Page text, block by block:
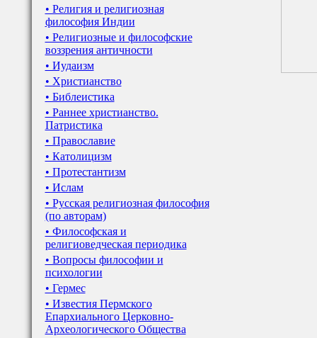
• Религия и религиозная
философия Индии
• Религиозные и философские
воззрения античности
• Иудаизм
• Христианство
• Библеистика
• Раннее христианство.
Патристика
• Православие
• Католицизм
• Протестантизм
• Ислам
• Русская религиозная философия
(по авторам)
• Философская и
религиоведческая периодика
• Вопросы философии и
психологии
• Гермес
• Известия Пермского
Епархиального Церковно-
Археологического Общества